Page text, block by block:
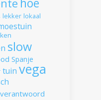
lekker lokaal
slow
Spanje
tuin vega
verantwoord